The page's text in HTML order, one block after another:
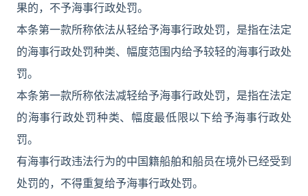
果的，不予海事行政处罚。
本条第一款所称依法从轻给予海事行政处罚，是指在法定
的海事行政处罚种类、幅度范围内给予较轻的海事行政处
罚。
本条第一款所称依法减轻给予海事行政处罚，是指在法定
的海事行政处罚种类、幅度最低限以下给予海事行政处
罚。
有海事行政违法行为的中国籍船舶和船员在境外已经受到
处罚的，不得重复给予海事行政处罚。